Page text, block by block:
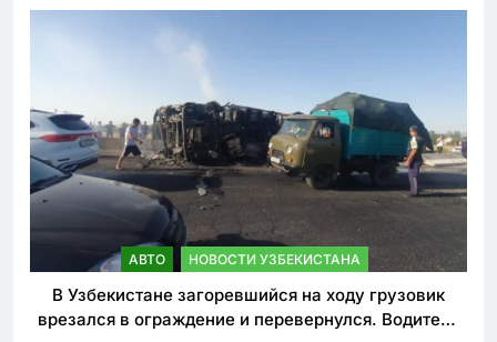
АВТО НОВОСТИ УЗБЕКИСТАНА
В Узбекистане загоревшийся на ходу грузовик
врезался в ограждение и перевернулся. Водитель